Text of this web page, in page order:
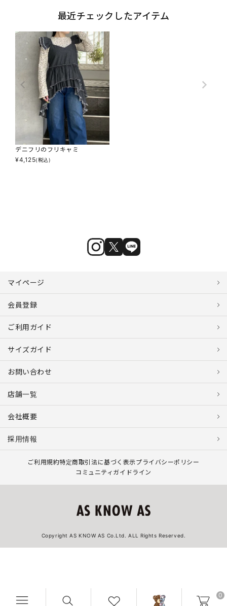
0
最近チェックしたアイテム
デニフリのフリキャミ
¥4,125(税込)
マイページ
会員登録
ご利用ガイド
サイズガイド
お問い合わせ
店舗一覧
会社概要
採用情報
ご利用規約特定商取引法に基づく表示プライバシーポリシー
コミュニティガイドライン
Copyright AS KNOW AS Co.Ltd. ALL Rights Reserved.